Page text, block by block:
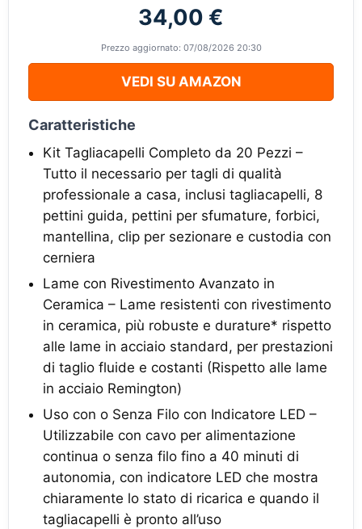
34,00 €
Prezzo aggiornato: 07/08/2026 20:30
VEDI SU AMAZON
Caratteristiche
Kit Tagliacapelli Completo da 20 Pezzi –
Tutto il necessario per tagli di qualità
professionale a casa, inclusi tagliacapelli, 8
pettini guida, pettini per sfumature, forbici,
mantellina, clip per sezionare e custodia con
cerniera
Lame con Rivestimento Avanzato in
Ceramica – Lame resistenti con rivestimento
in ceramica, più robuste e durature* rispetto
alle lame in acciaio standard, per prestazioni
di taglio fluide e costanti (Rispetto alle lame
in acciaio Remington)
Uso con o Senza Filo con Indicatore LED –
Utilizzabile con cavo per alimentazione
continua o senza filo fino a 40 minuti di
autonomia, con indicatore LED che mostra
chiaramente lo stato di ricarica e quando il
tagliacapelli è pronto all’uso